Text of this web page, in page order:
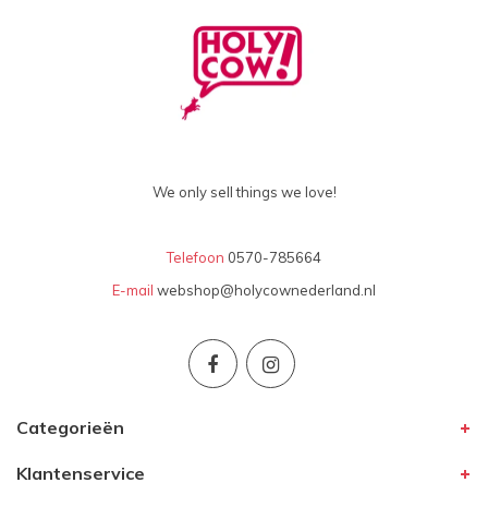
We only sell things we love!
Telefoon 0570-785664
E-mail webshop@holycownederland.nl
Categorieën
Klantenservice